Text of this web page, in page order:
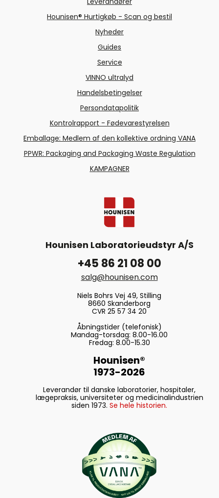
Hounisen® Hurtigkøb - Scan og bestil
Nyheder
Guides
Service
VINNO ultralyd
Handelsbetingelser
Persondatapolitik
Kontrolrapport - Fødevarestyrelsen
Emballage: Medlem af den kollektive ordning VANA
PPWR: Packaging and Packaging Waste Regulation
KAMPAGNER
Hounisen Laboratorieudstyr A/S
+45 86 21 08 00
salg@hounisen.com
Niels Bohrs Vej 49, Stilling
8660 Skanderborg
CVR 25 57 34 20
Åbningstider (telefonisk)
Mandag-torsdag: 8.00-16.00
Fredag: 8.00-15.30
Hounisen®
1973-2026
Leverandør til danske laboratorier, hospitaler,
lægepraksis, universiteter og medicinalindustrien
siden 1973. Se hele historien.